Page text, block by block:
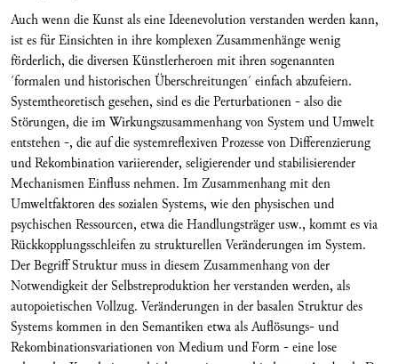
Auch wenn die Kunst als eine Ideenevolution verstanden werden kann,
ist es für Einsichten in ihre komplexen Zusammenhänge wenig
förderlich, die diversen Künstlerheroen mit ihren sogenannten
´formalen und historischen Überschreitungen´ einfach abzufeiern.
Systemtheoretisch gesehen, sind es die Perturbationen - also die
Störungen, die im Wirkungszusammenhang von System und Umwelt
entstehen -, die auf die systemreflexiven Prozesse von Differenzierung
und Rekombination variierender, seligierender und stabilisierender
Mechanismen Einfluss nehmen. Im Zusammenhang mit den
Umweltfaktoren des sozialen Systems, wie den physischen und
psychischen Ressourcen, etwa die Handlungsträger usw., kommt es via
Rückkopplungsschleifen zu strukturellen Veränderungen im System.
Der Begriff Struktur muss in diesem Zusammenhang von der
Notwendigkeit der Selbstreproduktion her verstanden werden, als
autopoietischen Vollzug. Veränderungen in der basalen Struktur des
Systems kommen in den Semantiken etwa als Auflösungs- und
Rekombinationsvariationen von Medium und Form - eine lose